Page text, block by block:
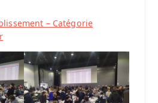
– Catégorie